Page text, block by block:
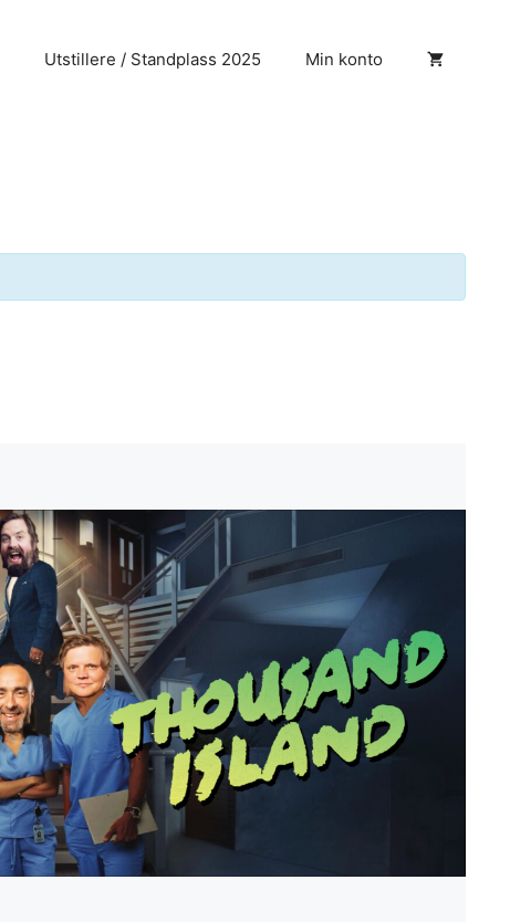
Utstillere / Standplass 2025 Min konto